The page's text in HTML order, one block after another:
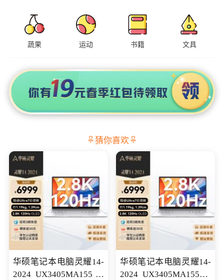
蔬果 运动 书籍 文具
猜你喜欢
华硕笔记本电脑灵耀14-
2024 UX3405MA155冰
华硕笔记本电脑灵耀14-
2024 UX3405MA155夜